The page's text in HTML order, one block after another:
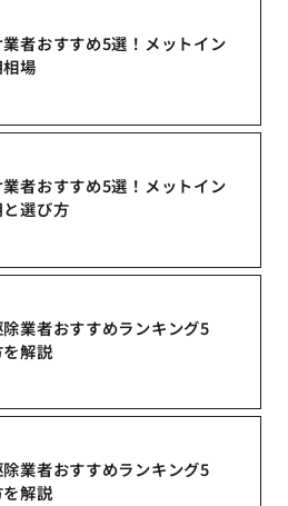
者おすすめ5選！メットイン
場
者おすすめ5選！メットイン
選び方
業者おすすめランキング5
解説
業者おすすめランキング5
解説